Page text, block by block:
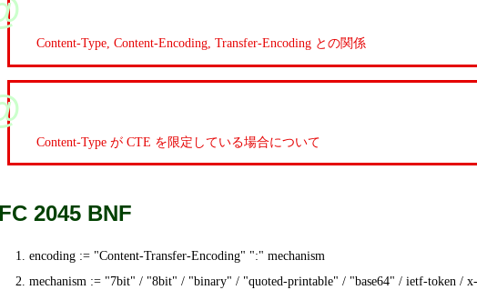
Content-Type, Content-Encoding, Transfer-Encoding との関係
Content-Type が CTE を限定している場合について
2045 BNF
encoding := "Content-Transfer-Encoding" ":" mechanism
mechanism := "7bit" / "8bit" / "binary" / "quoted-printable" / "base64" / ietf-token /